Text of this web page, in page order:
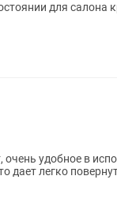
для салона
очень удобное в
дает легко